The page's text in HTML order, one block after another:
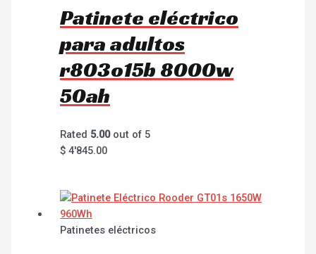
Patinete eléctrico
para adultos
r803o15b 8000w
50ah
Rated 5.00out of 5
$ 4'845.00
Patinetes eléctricos